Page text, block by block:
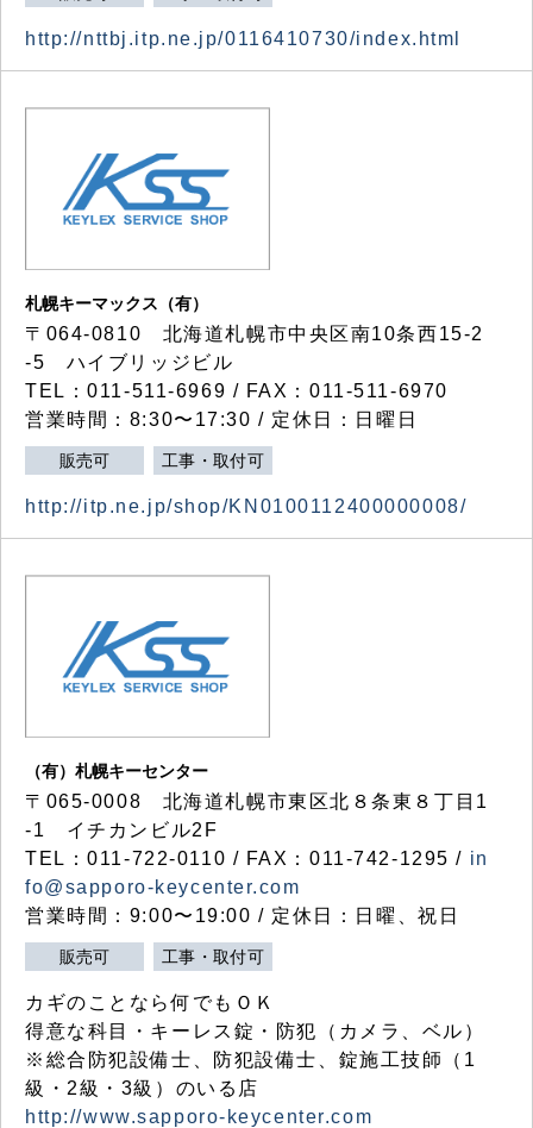
http://nttbj.itp.ne.jp/0116410730/index.html
札幌キーマックス（有）
〒064-0810 北海道札幌市中央区南10条西15-2
-5 ハイブリッジビル
TEL：011-511-6969 / FAX：011-511-6970
営業時間：8:30〜17:30 / 定休日：日曜日
販売可 工事・取付可
http://itp.ne.jp/shop/KN0100112400000008/
（有）札幌キーセンター
〒065-0008 北海道札幌市東区北８条東８丁目1
-1 イチカンビル2F
TEL：011-722-0110 / FAX：011-742-1295 / in
fo@sapporo-keycenter.com
営業時間：9:00〜19:00 / 定休日：日曜、祝日
販売可 工事・取付可
カギのことなら何でもＯＫ
得意な科目・キーレス錠・防犯（カメラ、ベル）
※総合防犯設備士、防犯設備士、錠施工技師（1
級・2級・3級）のいる店
http://www.sapporo-keycenter.com